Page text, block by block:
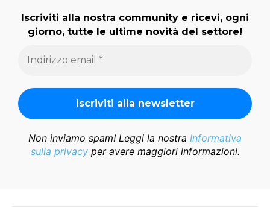
Iscriviti alla nostra community e ricevi, ogni
giorno, tutte le ultime novità del settore!
Non inviamo spam! Leggi la nostra Informativa
sulla privacyper avere maggiori informazioni.